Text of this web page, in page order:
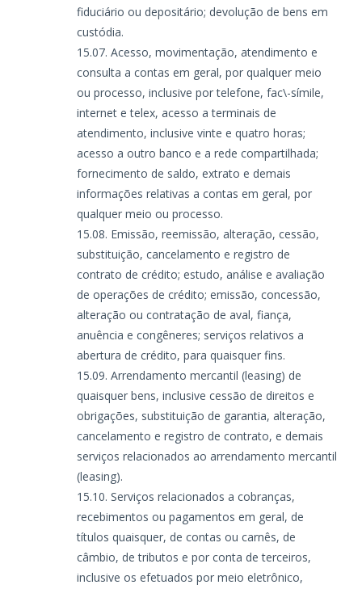
fiduciário ou depositário; devolução de bens em
custódia.
Acesso, movimentação, atendimento e
consulta a contas em geral, por qualquer meio
ou processo, inclusive por telefone, fac\-símile,
internet e telex, acesso a terminais de
atendimento, inclusive vinte e quatro horas;
acesso a outro banco e a rede compartilhada;
fornecimento de saldo, extrato e demais
informações relativas a contas em geral, por
qualquer meio ou processo.
Emissão, reemissão, alteração, cessão,
substituição, cancelamento e registro de
contrato de crédito; estudo, análise e avaliação
de operações de crédito; emissão, concessão,
alteração ou contratação de aval, fiança,
anuência e congêneres; serviços relativos a
abertura de crédito, para quaisquer fins.
Arrendamento mercantil (leasing) de
quaisquer bens, inclusive cessão de direitos e
obrigações, substituição de garantia, alteração,
cancelamento e registro de contrato, e demais
serviços relacionados ao arrendamento mercantil
(leasing).
Serviços relacionados a cobranças,
recebimentos ou pagamentos em geral, de
títulos quaisquer, de contas ou carnês, de
câmbio, de tributos e por conta de terceiros,
inclusive os efetuados por meio eletrônico,